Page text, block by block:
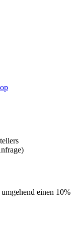
einen 10%